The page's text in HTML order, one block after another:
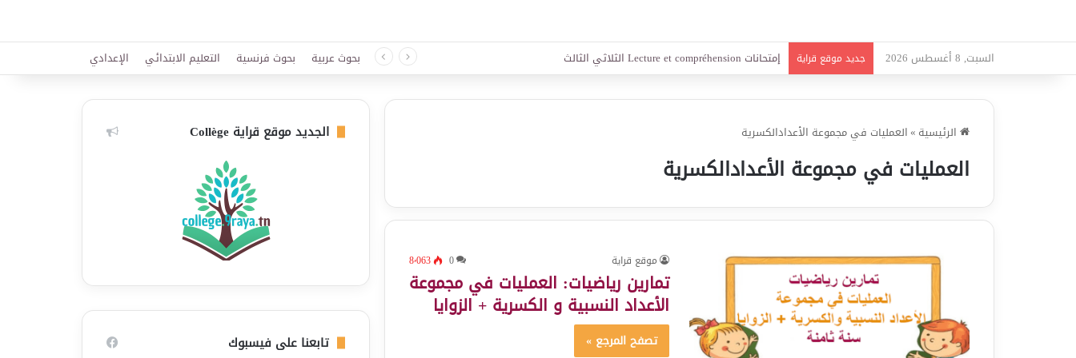
السبت, 8 أغسطس 2026 جديد موقع قراية امتحانات قواعد لغة الثلاثي الثالث بحوث عربية بحوث فرنسية التعليم الابتدائي الإعدادي
الرئيسية »العمليات في مجموعة الأعدادالكسرية
العمليات في مجموعة الأعدادالكسرية
موقع قراية 0 8٬063
تمارين رياضيات: العمليات في مجموعة
الأعداد النسبية و الكسرية + الزوايا
تصفح المرجع »
الجديد موقع قراية Collège
تابعنا على فيسبوك